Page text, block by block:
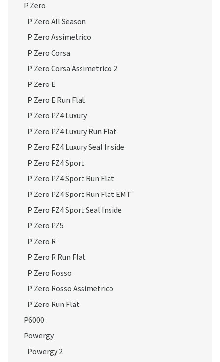
P Zero
P Zero All Season
P Zero Assimetrico
P Zero Corsa
P Zero Corsa Assimetrico 2
P Zero E
P Zero E Run Flat
P Zero PZ4 Luxury
P Zero PZ4 Luxury Run Flat
P Zero PZ4 Luxury Seal Inside
P Zero PZ4 Sport
P Zero PZ4 Sport Run Flat
P Zero PZ4 Sport Run Flat EMT
P Zero PZ4 Sport Seal Inside
P Zero PZ5
P Zero R
P Zero R Run Flat
P Zero Rosso
P Zero Rosso Assimetrico
P Zero Run Flat
P6000
Powergy
Powergy 2